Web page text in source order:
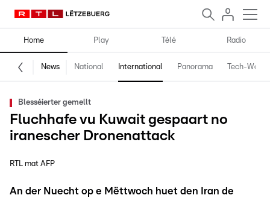
Home Play Télé Radio
News National International Panorama Tech-World
Blesséierter gemellt
Fluchhafe vu Kuwait gespaart no
iranescher Dronenattack
RTL mat AFP
An der Nuecht op e Mëttwoch huet den Iran de